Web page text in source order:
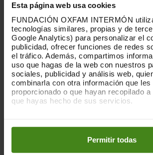
Esta página web usa cookies
FUNDACIÓN OXFAM INTERMÓN
tecnologías similares, propias y de
Google Analytics) para personalizar el
publicidad, ofrecer funciones de redes
el tráfico. Además, compartimos
uso que hagas de la web con nuestros
sociales, publicidad y análisis web,
combinarla con otra información que les
proporcionado o que hayan recopilado
que hayas hecho de sus servicios.
preferencias accediendo a nuestra
en los botones facilitados a continuación:
Permitir todas
Relator Especial de las
Unidas sobre los derechos
de las personas
González, el Consejo
Refugiados y Exiliados (
Agencia de los
Fundamentales de la Unión
(FRA), además de
los grupos
entidades promotoras.
El objetivo de la jornada es
papel activo del
en el seguimiento